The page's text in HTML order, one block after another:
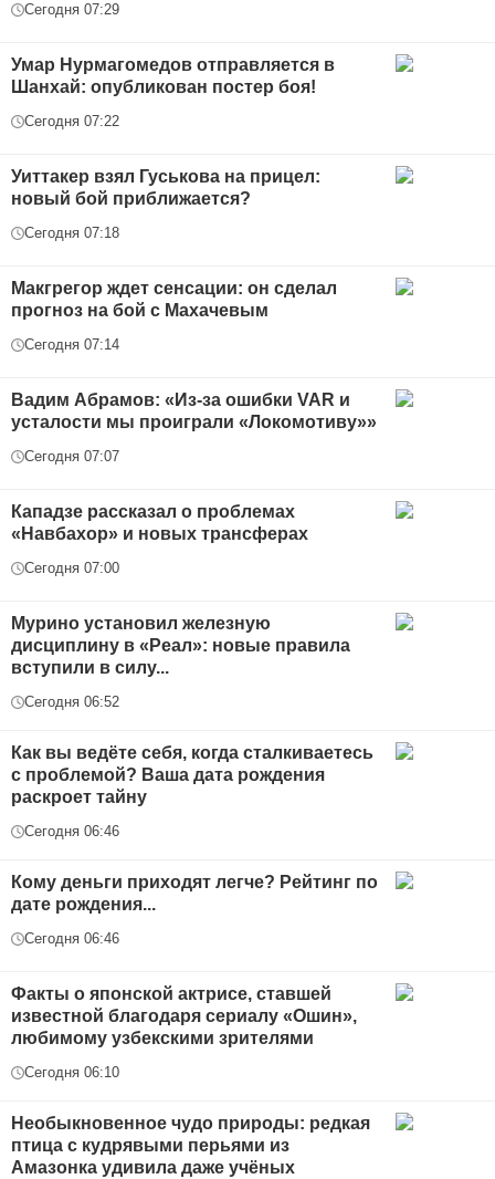
Сегодня 07:29
Умар Нурмагомедов отправляется в
Шанхай: опубликован постер боя!
Сегодня 07:22
Уиттакер взял Гуськова на прицел:
новый бой приближается?
Сегодня 07:18
Макгрегор ждет сенсации: он сделал
прогноз на бой с Махачевым
Сегодня 07:14
Вадим Абрамов: «Из-за ошибки VAR и
усталости мы проиграли «Локомотиву»»
Сегодня 07:07
Кападзе рассказал о проблемах
«Навбахор» и новых трансферах
Сегодня 07:00
Мурино установил железную
дисциплину в «Реал»: новые правила
вступили в силу...
Сегодня 06:52
Как вы ведёте себя, когда сталкиваетесь
с проблемой? Ваша дата рождения
раскроет тайну
Сегодня 06:46
Кому деньги приходят легче? Рейтинг по
дате рождения...
Сегодня 06:46
Факты о японской актрисе, ставшей
известной благодаря сериалу «Ошин»,
любимому узбекскими зрителями
Сегодня 06:10
Необыкновенное чудо природы: редкая
птица с кудрявыми перьями из
Амазонка удивила даже учёных